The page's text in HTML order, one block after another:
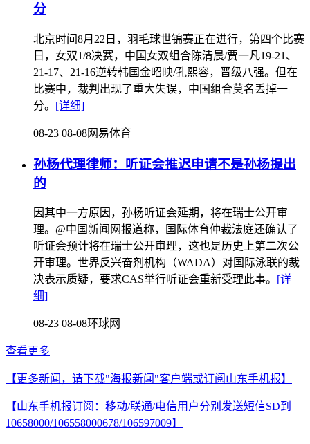
分
北京时间8月22日，羽毛球世锦赛正在进行，第四个比赛
日，女双1/8决赛，中国女双组合陈清晨/贾一凡19-21、
21-17、21-16逆转韩国金昭映/孔熙容，晋级八强。但在
比赛中，裁判出现了重大失误，中国组合莫名丢掉一
分。 [详细]
08-23 08-08网易体育
孙杨代理律师：听证会推迟申请不是孙杨提出
的
因其中一方原因，孙杨听证会延期，将在瑞士公开审
理。@中国新闻网报道称，国际体育仲裁法庭还确认了
听证会预计将在瑞士公开审理，这也是历史上第二次公
开审理。世界反兴奋剂机构（WADA）对国际泳联的裁
决表示质疑，要求CAS举行听证会重新受理此事。 [详
细]
08-23 08-08环球网
查看更多
【更多新闻，请下载"海报新闻"客户端或订阅山东手机报】
【山东手机报订阅：移动/联通/电信用户分别发送短信SD到
10658000/106558000678/106597009】